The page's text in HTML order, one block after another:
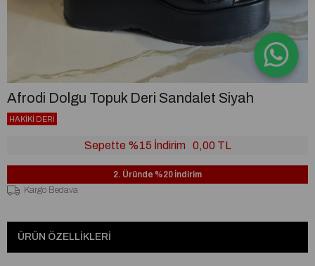
Afrodi Dolgu Topuk Deri Sandalet Siyah
HAKİKİ DERİ
Sepette %15 İndirim 0,00 TL
2. Üründe %20 İndirim
Kargo Bedava
ÜRÜN ÖZELLIKLERI